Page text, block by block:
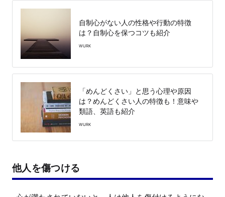
自制心がない人の性格や行動の特徴
は？自制心を保つコツも紹介
WURK
「めんどくさい」と思う心理や原因
は？めんどくさい人の特徴も！意味や
類語、英語も紹介
WURK
他人を傷つける